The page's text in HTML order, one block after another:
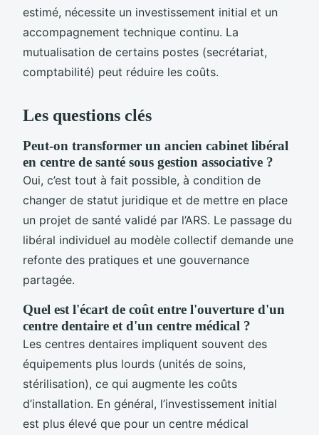
estimé, nécessite un investissement initial et un
accompagnement technique continu. La
mutualisation de certains postes (secrétariat,
comptabilité) peut réduire les coûts.
Les questions clés
Peut-on transformer un ancien cabinet libéral
en centre de santé sous gestion associative ?
Oui, c’est tout à fait possible, à condition de
changer de statut juridique et de mettre en place
un projet de santé validé par l’ARS. Le passage du
libéral individuel au modèle collectif demande une
refonte des pratiques et une gouvernance
partagée.
Quel est l'écart de coût entre l'ouverture d'un
centre dentaire et d'un centre médical ?
Les centres dentaires impliquent souvent des
équipements plus lourds (unités de soins,
stérilisation), ce qui augmente les coûts
d’installation. En général, l’investissement initial
est plus élevé que pour un centre médical